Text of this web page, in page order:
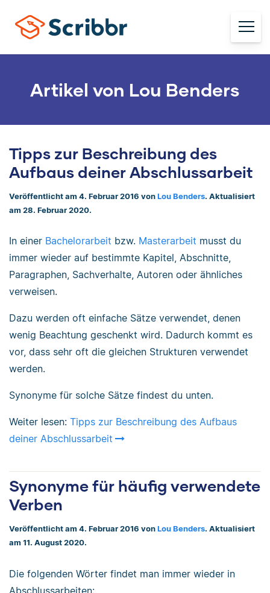
Artikel von Lou Benders
Tipps zur Beschreibung des
Aufbaus deiner Abschlussarbeit
Veröffentlicht am 4. Februar 2016 von Lou Benders. Aktualisiert
am 28. Februar 2020.
In einer Bachelorarbeit bzw. Masterarbeit musst du
immer wieder auf bestimmte Kapitel, Abschnitte,
Paragraphen, Sachverhalte, Autoren oder ähnliches
verweisen.
Dazu werden oft einfache Sätze verwendet, denen
wenig Beachtung geschenkt wird. Dadurch kommt es
vor, dass sehr oft die gleichen Strukturen verwendet
werden.
Synonyme für solche Sätze findest du unten.
Weiter lesen: Tipps zur Beschreibung des Aufbaus
deiner Abschlussarbeit
Synonyme für häufig verwendete
Verben
Veröffentlicht am 4. Februar 2016 von Lou Benders. Aktualisiert
am 11. August 2020.
Die folgenden Wörter findet man immer wieder in
Abschlussarbeiten: